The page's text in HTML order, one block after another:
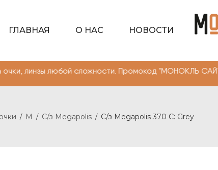
ГЛАВНАЯ О НАС НОВОСТИ
сложности. Промокод "МОНОКЛЬ
/ M / C/з Megapolis / C/з Megapolis 370 С: Grey